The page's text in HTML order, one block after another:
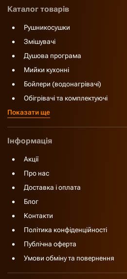
Каталог товарів
Рушникосушки
Змішувачі
Душова програма
Мийки кухонні
Бойлери (водонагрівачі)
Обігрівачі та комплектуючі
Показати ще
Інформація
Акції
Про нас
Доставка і оплата
Блог
Контакти
Політика конфіденційності
Публічна оферта
Умови обміну та повернення